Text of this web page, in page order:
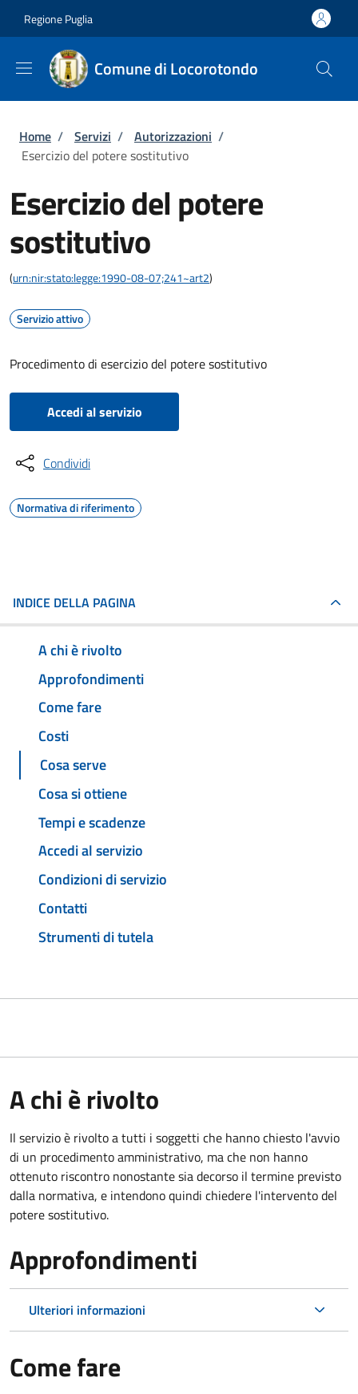
Regione Puglia
Comune di Locorotondo
Briciole di pane
Home / Servizi / Autorizzazioni /
Esercizio del potere sostitutivo
Esercizio del potere
sostitutivo
(urn:nir:stato:legge:1990-08-07;241~art2)
Servizio attivo
Procedimento di esercizio del potere sostitutivo
Accedi al servizio
Condividi
Normativa di riferimento
INDICE DELLA PAGINA
A chi è rivolto
Approfondimenti
Come fare
Costi
Cosa serve
Cosa si ottiene
Tempi e scadenze
Accedi al servizio
Condizioni di servizio
Contatti
Strumenti di tutela
A chi è rivolto
Il servizio è rivolto a tutti i soggetti che hanno chiesto l'avvio
di un procedimento amministrativo, ma che non hanno
ottenuto riscontro nonostante sia decorso il termine previsto
dalla normativa, e intendono quindi chiedere l'intervento del
potere sostitutivo.
Approfondimenti
Ulteriori informazioni
Come fare